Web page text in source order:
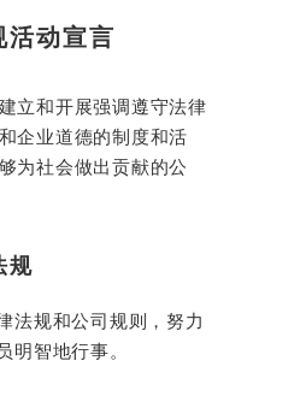
活动宣言
立和开展强调遵守法律
企业道德的制度和活
为社会做出贡献的公
规
法规和公司规则，努力
明智地行事。